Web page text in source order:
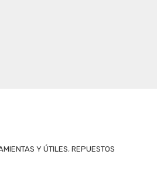
Y ÚTILES, REPUESTOS